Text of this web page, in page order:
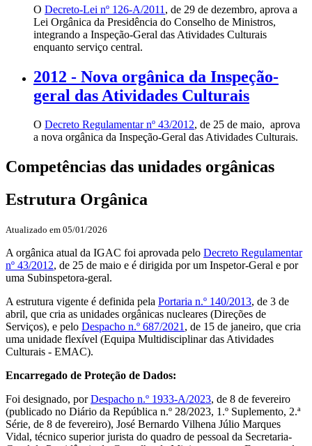
O Decreto-Lei nº 126-A/2011 , de 29 de dezembro, aprova a
Lei Orgânica da Presidência do Conselho de Ministros,
integrando a Inspeção-Geral das Atividades Culturais
enquanto serviço central.
2012 - Nova orgânica da Inspeção-
geral das Atividades Culturais
O Decreto Regulamentar nº 43/2012, de 25 de maio, aprova
a nova orgânica da Inspeção-Geral das Atividades Culturais.
Competências das unidades orgânicas
Estrutura Orgânica
Atualizado em 05/01/2026
A orgânica atual da IGAC foi aprovada pelo Decreto Regulamentar
nº 43/2012, de 25 de maio e é dirigida por um Inspetor-Geral e por
uma Subinspetora-geral.
A estrutura vigente é definida pela Portaria n.º 140/2013, de 3 de
abril, que cria as unidades orgânicas nucleares (Direções de
Serviços), e pelo Despacho n.º 687/2021 , de 15 de janeiro, que cria
uma unidade flexível (Equipa Multidisciplinar das Atividades
Culturais - EMAC).
Encarregado de Proteção de Dados:
Foi designado, porDespacho n.º 1933-A/2023, de 8 de fevereiro
(publicado no Diário da República n.º 28/2023, 1.º Suplemento, 2.ª
Série, de 8 de fevereiro), José Bernardo Vilhena Júlio Marques
Vidal, técnico superior jurista do quadro de pessoal da Secretaria-